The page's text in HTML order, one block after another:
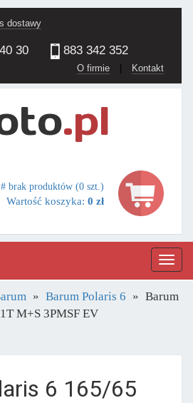
dostawy
30 883 342 352
O firmie | Kontakt
# brak produktów (0 szt.)
Wartość koszyka: 0 zł
Barum Polaris 6
Barum
M+S 3PMSF EV
6 165/65